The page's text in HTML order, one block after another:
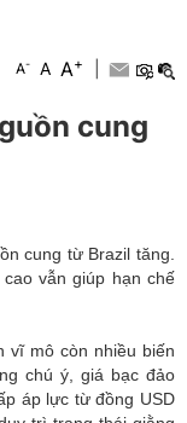
A- A A+
cung
cung từ Brazil tăng.
vẫn giúp hạn chế
vĩ mô còn nhiều biến
chú ý, giá bạc đảo
áp lực từ đồng USD